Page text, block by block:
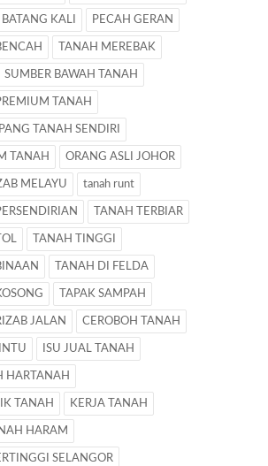
BATANG KALI PECAH GERAN
TANAH MEREBAK
SUMBER BAWAH TANAH
TANAH
TANAH SENDIRI
TANAH ORANG ASLI JOHOR
MELAYU tanah runt
TANAH TERBIAR
TANAH TINGGI
TANAH DI FELDA
TAPAK SAMPAH
JALAN CEROBOH TANAH
ISU JUAL TANAH
HARTANAH
TANAH KERJA TANAH
HARAM
SELANGOR